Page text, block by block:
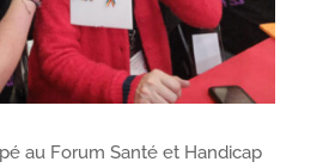
au Forum Santé et Handicap